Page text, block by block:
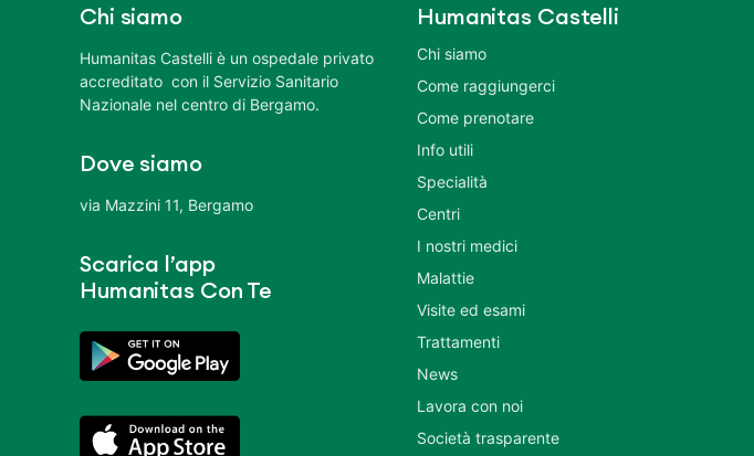
Chi siamo
Humanitas Castelli è un ospedale privato
accreditato con il Servizio Sanitario
Nazionale nel centro di Bergamo.
Dove siamo
via Mazzini 11, Bergamo
Scarica l’app
Humanitas Con Te
Humanitas Castelli
Chi siamo
Come raggiungerci
Come prenotare
Info utili
Specialità
Centri
I nostri medici
Malattie
Visite ed esami
Trattamenti
News
Lavora con noi
Società trasparente